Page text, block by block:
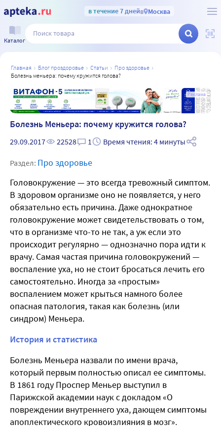
в течение 7 днейв Москва
Каталог
главная блог проздоровье статьи
про здоровье
болезнь меньера: почему кружится голова?
Реклама
Болезнь Меньера: почему кружится голова?
29.09.2017 22528 1 Время чтения: 4 минуты
Раздел: Про здоровье
Головокружение — это всегда тревожный симптом.
В здоровом организме оно не появляется, у него
обязательно есть причина. Даже однократное
головокружение может свидетельствовать о том,
что в организме что-то не так, а уж если это
происходит регулярно — однозначно пора идти к
врачу. Самая частая причина головокружений —
воспаление уха, но не стоит бросаться лечить его
самостоятельно. Иногда за «простым»
воспалением может крыться намного более
опасная патология, такая как болезнь (или
синдром) Меньера.
История и статистика
Болезнь Меньера назвали по имени врача,
который первым полностью описал ее симптомы.
В 1861 году Проспер Меньер выступил в
Парижской академии наук с докладом «О
повреждении внутреннего уха, дающем симптомы
апоплектического кровоизлияния в мозг».